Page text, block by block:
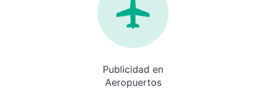
Publicidad en
Aeropuertos